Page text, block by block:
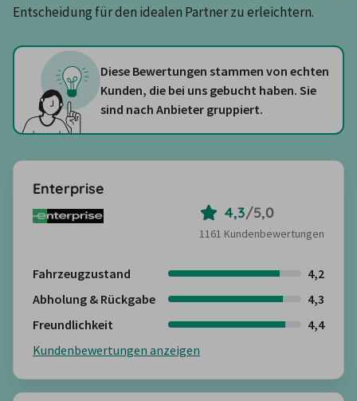
Entscheidung für den idealen Partner zu erleichtern.
Diese Bewertungen stammen von echten
Kunden, die bei uns gebucht haben. Sie
sind nach Anbieter gruppiert.
Enterprise
4,3/5,0
1161 Kundenbewertungen
Fahrzeugzustand
4,2
Abholung & Rückgabe
4,3
Freundlichkeit
4,4
Kundenbewertungen anzeigen